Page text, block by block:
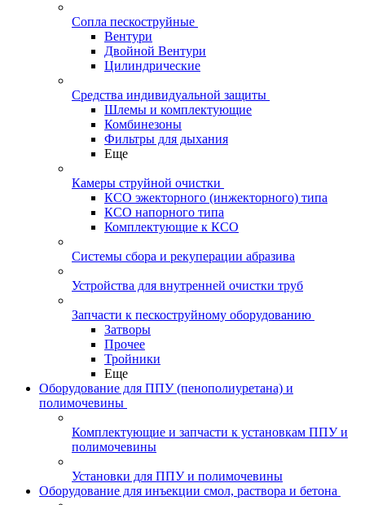
Сопла пескоструйные
Вентури
Двойной Вентури
Цилиндрические
Средства индивидуальной защиты
Шлемы и комплектующие
Комбинезоны
Фильтры для дыхания
Еще
Камеры струйной очистки
КСО эжекторного (инжекторного) типа
КСО напорного типа
Комплектующие к КСО
Системы сбора и рекуперации абразива
Устройства для внутренней очистки труб
Запчасти к пескоструйному оборудованию
Затворы
Прочее
Тройники
Еще
Оборудование для ППУ (пенополиуретана) и
полимочевины
Комплектующие и запчасти к установкам ППУ и
полимочевины
Установки для ППУ и полимочевины
Оборудование для инъекции смол, раствора и бетона